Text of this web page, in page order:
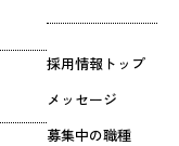
採用情報トップ
メッセージ
募集中の職種